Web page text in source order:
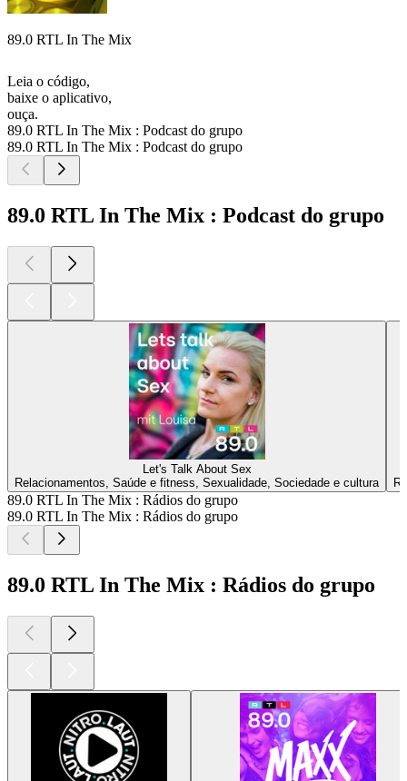
89.0 RTL In The Mix
Leia o código,
baixe o aplicativo,
ouça.
89.0 RTL In The Mix : Podcast do grupo
89.0 RTL In The Mix : Podcast do grupo
89.0 RTL In The Mix : Podcast do grupo
Let's Talk About Sex
Relacionamentos, Saúde e fitness, Sexualidade, Sociedade e cultura
89.0 RTL In The Mix : Rádios do grupo
89.0 RTL In The Mix : Rádios do grupo
89.0 RTL In The Mix : Rádios do grupo